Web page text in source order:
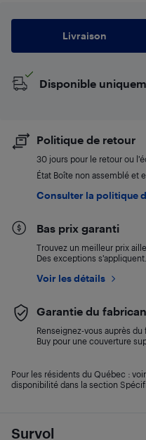
Survol
Livraison
Disponible
Politique de retour
30 jours pour le retour ou
État Boîte non assemblé et
Consulter la politique
Bas prix garanti
Trouvez un meilleur prix
Des exceptions s’appliquent.
Voir les détails
Garantie du
Renseignez-vous auprès
Buy pour une couverture
Pour les résidents du Québec :
disponibilité dans la section